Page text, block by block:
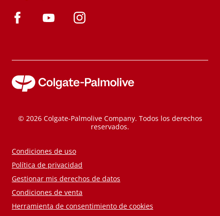
© 2026 Colgate-Palmolive Company. Todos los derechos
reservados.
Condiciones de uso
Política de privacidad
Gestionar mis derechos de datos
Condiciones de venta
Herramienta de consentimiento de cookies